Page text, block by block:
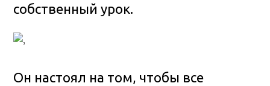
собственный урок.
Он настоял на том, чтобы все